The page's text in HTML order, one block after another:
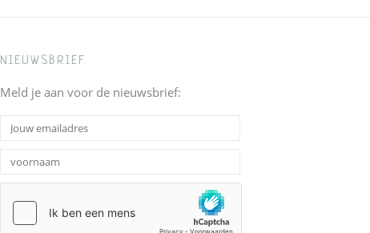
NIEUWSBRIEF
Meld je aan voor de nieuwsbrief: